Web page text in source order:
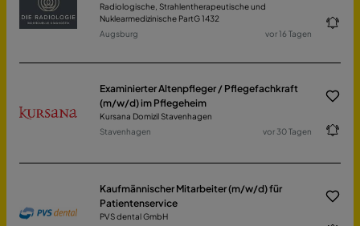
Radiologische, Strahlentherapeutische und
Nuklearmedizinische PartG 1432
Augsburg
vor 16 Tagen
Examinierter Altenpfleger / Pflegefachkraft
(m/w/d) im Pflegeheim
Kursana Domizil Stavenhagen
Stavenhagen
vor 30 Tagen
Kaufmännischer Mitarbeiter (m/w/d) für
Patientenservice
PVS dental GmbH